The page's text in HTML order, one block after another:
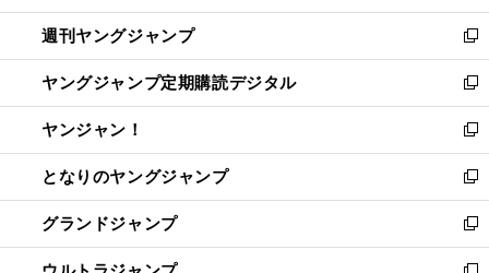
開
く
ウ
で
開
く
ン
ド
ウ
で
開
く
ウ
ィ
ン
ド
ウ
で
開
く
週刊ヤングジャンプ
新
し
い
ウ
ィ
ン
ド
ウ
で
開
ヤングジャンプ定期購読デジタル
新
し
い
ウ
ィ
ン
ド
ウ
ヤンジャン！
新
し
い
ウ
ィ
ン
となりのヤングジャンプ
新
し
い
ウ
グランドジャンプ
新
し